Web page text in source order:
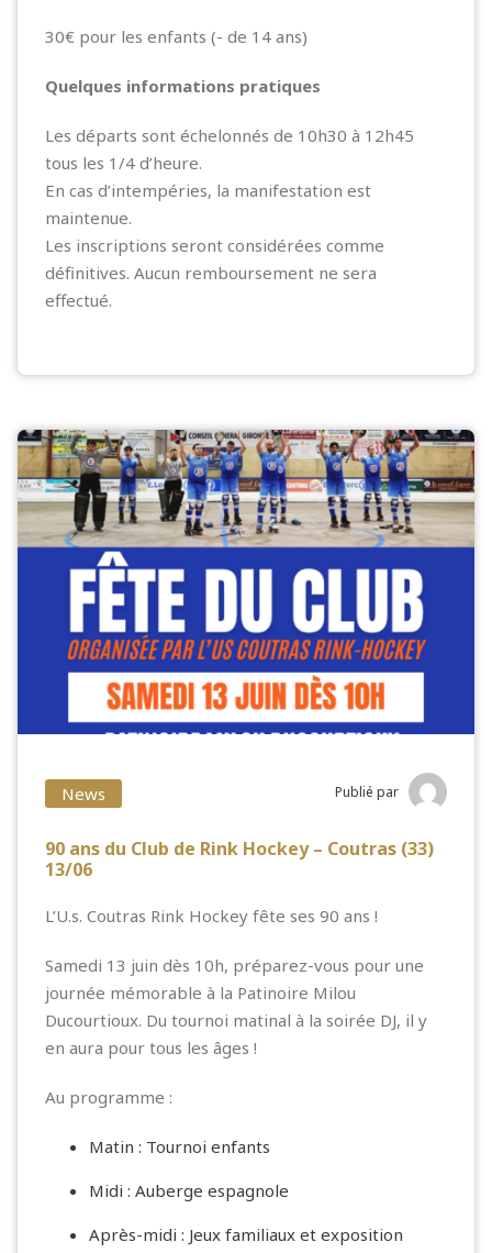
30€ pour les enfants (- de 14 ans)
Quelques informations pratiques
Les départs sont échelonnés de 10h30 à 12h45
tous les 1/4 d’heure.
En cas d’intempéries, la manifestation est
maintenue.
Les inscriptions seront considérées comme
définitives. Aucun remboursement ne sera
effectué.
News Publié par
90 ans du Club de Rink Hockey – Coutras (33)
13/06
L’U.s. Coutras Rink Hockey fête ses 90 ans !
Samedi 13 juin dès 10h, préparez-vous pour une
journée mémorable à la Patinoire Milou
Ducourtioux. Du tournoi matinal à la soirée DJ, il y
en aura pour tous les âges !
Au programme :
Matin : Tournoi enfants
Midi : Auberge espagnole
Après-midi : Jeux familiaux et exposition